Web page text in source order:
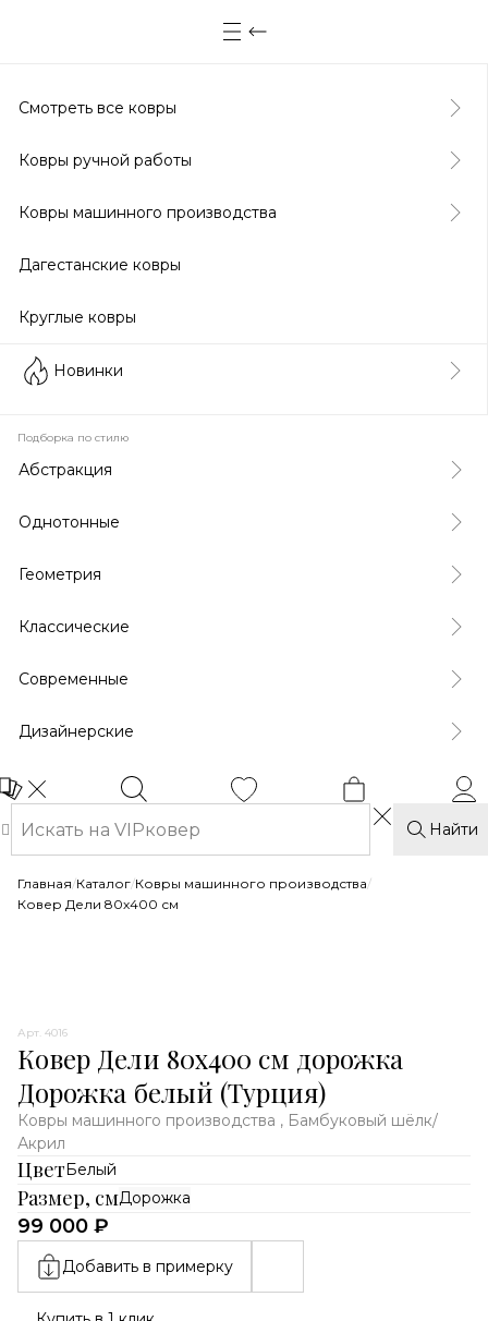
Смотреть все ковры
Ковры ручной работы
Ковры машинного производства
Дагестанские ковры
Круглые ковры
Новинки
Подборка по стилю
Абстракция
Однотонные
Геометрия
Классические
Современные
Дизайнерские
Найти
Главная/Каталог/Ковры машинного производства/
Ковер Дели 80х400 см
Арт. 4016
Ковер Дели 80х400 см дорожка
Дорожка белый (Турция)
Ковры машинного производства , Бамбуковый шёлк/
Акрил
ЦветБелый
Размер, смДорожка
99 000 ₽
Добавить в примерку